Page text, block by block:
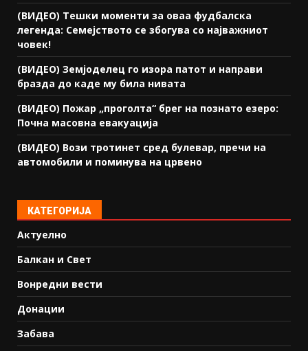
(ВИДЕО) Тешки моменти за оваа фудбалска
легенда: Семејството се збогува со најважниот
човек!
(ВИДЕО) Земјоделец го изора патот и направи
бразда до каде му била нивата
(ВИДЕО) Пожар „проголта“ брег на познато езеро:
Почна масовна евакуација
(ВИДЕО) Вози тротинет сред булевар, пречи на
автомобили и поминува на црвено
КАТЕГОРИЈА
Актуелно
Балкан и Свет
Вонредни вести
Донации
Забава